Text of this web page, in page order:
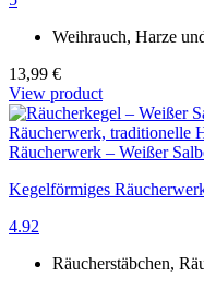
Weihrauch, Harze
13,99 €
View product
Kegelförmiges
4.92
Räucherstäbchen,